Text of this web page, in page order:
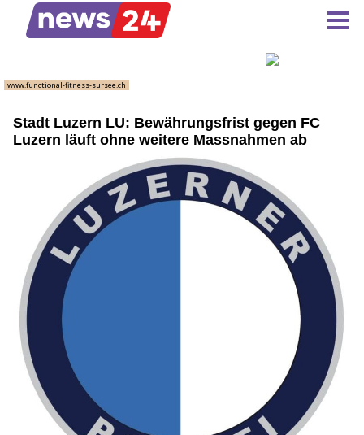
Stadt Luzern LU: Bewährungsfrist gegen FC
Luzern läuft ohne weitere Massnahmen ab